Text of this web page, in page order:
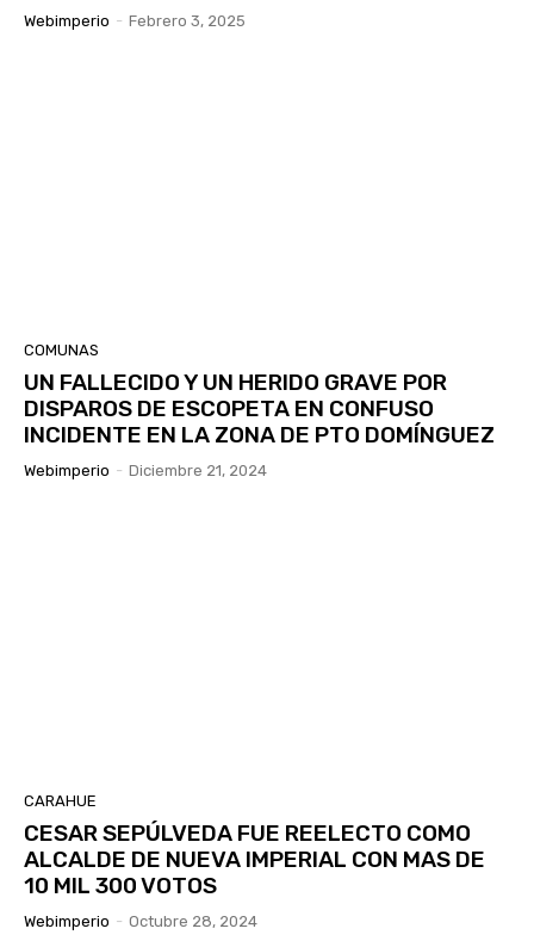
Webimperio - Febrero 3, 2025
COMUNAS
UN FALLECIDO Y UN HERIDO GRAVE POR
DISPAROS DE ESCOPETA EN CONFUSO
INCIDENTE EN LA ZONA DE PTO DOMÍNGUEZ
Webimperio - Diciembre 21, 2024
CARAHUE
CESAR SEPÚLVEDA FUE REELECTO COMO
ALCALDE DE NUEVA IMPERIAL CON MAS DE
10 MIL 300 VOTOS
Webimperio - Octubre 28, 2024